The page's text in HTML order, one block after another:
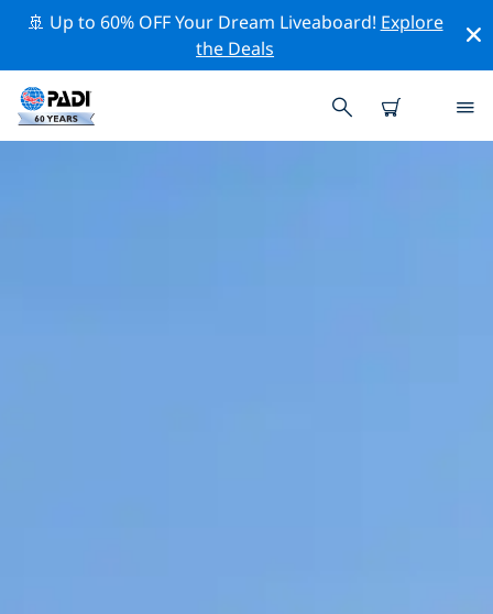
🚢 Up to 60% OFF Your Dream Liveaboard! Explore
the Deals